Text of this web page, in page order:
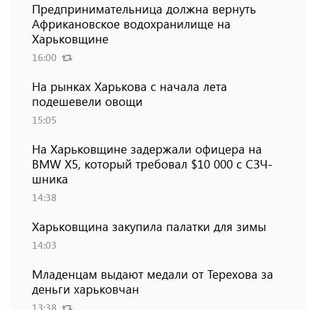
Предпринимательница должна вернуть
Африкановское водохранилище на
Харьковщине
16:00
На рынках Харькова с начала лета
подешевели овощи
15:05
На Харьковщине задержали офицера на
BMW Х5, который требовал $10 000 с СЗЧ-
шника
14:38
Харьковщина закупила палатки для зимы
14:03
Младенцам выдают медали от Терехова за
деньги харьковчан